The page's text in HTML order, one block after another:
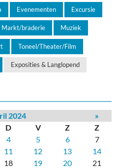
Evenementen Excursie
Markt/braderie Muziek
Toneel/Theater/Film
Exposities & Langlopend
2024
»
D V Z
Z
4 5 6
7
11 12 13
14
18 19 20
21